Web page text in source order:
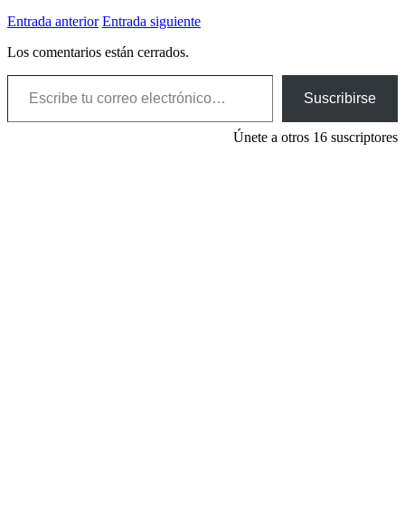
Entrada anterior Entrada siguiente
Los comentarios están cerrados.
Escribe tu correo electrónico…
Suscribirse
Únete a otros 16 suscriptores